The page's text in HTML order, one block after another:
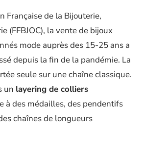
Française de la Bijouterie,
(FFBJOC), la vente de bijoux
mode auprès des 15-25 ans a
depuis la fin de la pandémie. La
seule sur une chaîne classique.
un layering de colliers
à des médailles, des pendentifs
chaînes de longueurs